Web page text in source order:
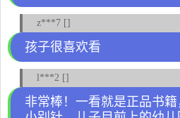
z***7 []
孩子很喜欢看
l***2 []
非常棒！一看就是正品书